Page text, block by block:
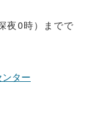
夜0時）までで